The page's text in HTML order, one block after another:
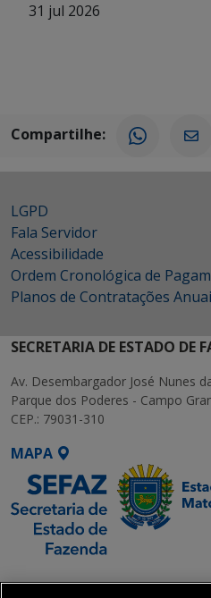
31 jul 2026
Compartilhe:
LGPD
Fala Servidor
Acessibilidade
Ordem Cronológica de
Planos de Contratações
SECRETARIA DE ESTADO DE
Av. Desembargador José Nunes
Parque dos Poderes - Campo
CEP.: 79031-310
MAPA